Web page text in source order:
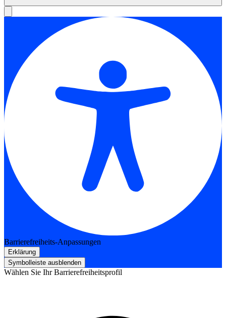
Barrierefreiheits-Anpassungen
Erklärung
Symbolleiste ausblenden
Wählen Sie Ihr Barrierefreiheitsprofil